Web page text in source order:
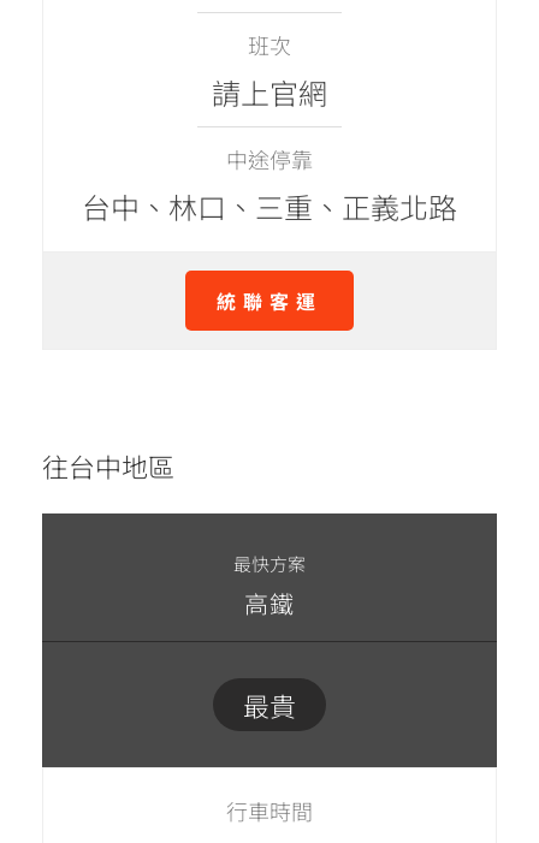
班次
請上官網
中途停靠
台中、林口、三重、正義北路
統聯客運
往台中地區
最快方案
高鐵
最貴
行車時間